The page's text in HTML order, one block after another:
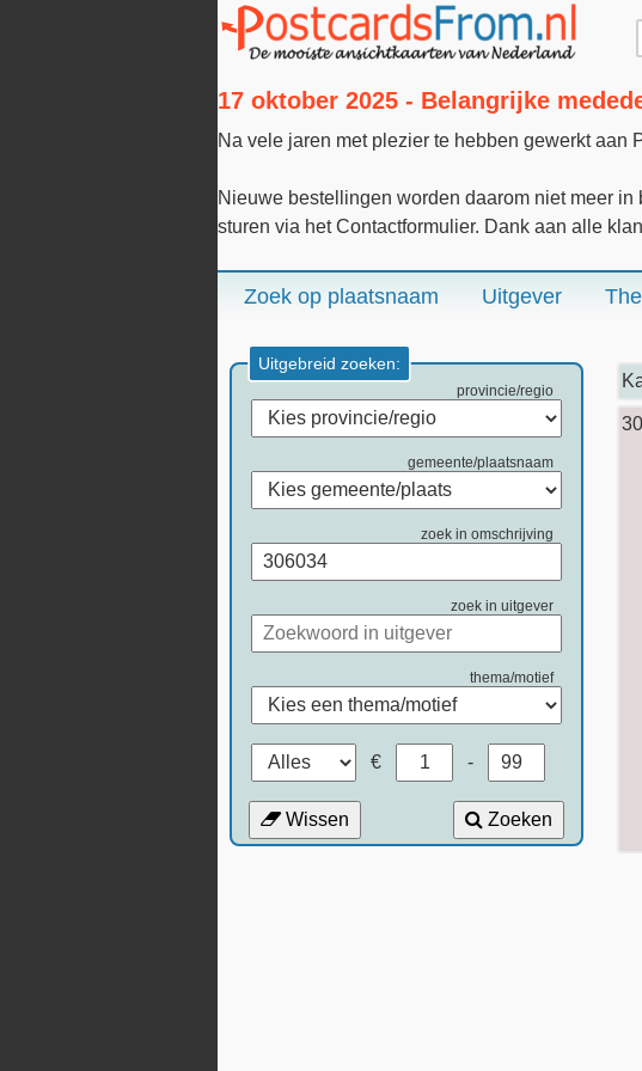
17 oktober 2025 - Belangrijke
Na vele jaren met plezier te hebben gewerkt
Nieuwe bestellingen worden daarom niet meer
sturen via het Contactformulier. Dank aan alle
Zoek op plaatsnaam Uitgever
Uitgebreid zoeken:
provincie/regio
gemeente/plaatsnaam
zoek in omschrijving
zoek in uitgever
thema/motief
€ -
Wissen Zoeken